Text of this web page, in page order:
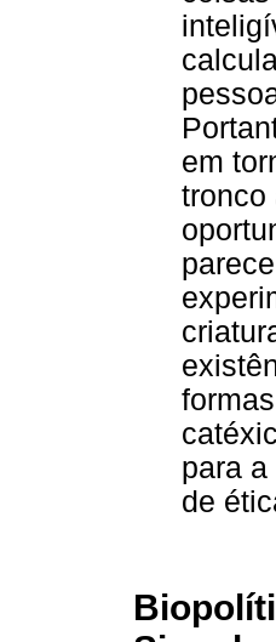
em
tronco
para
de